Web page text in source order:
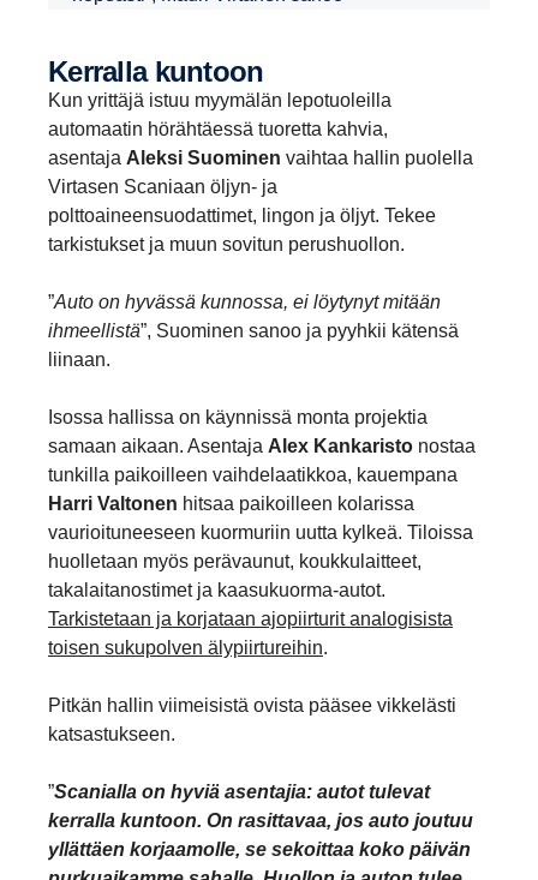
Kerralla kuntoon
Kun yrittäjä istuu myymälän lepotuoleilla
automaatin hörähtäessä tuoretta kahvia,
asentaja Aleksi Suominen vaihtaa hallin puolella
Virtasen Scaniaan öljyn- ja
polttoaineensuodattimet, lingon ja öljyt. Tekee
tarkistukset ja muun sovitun perushuollon.
”Auto on hyvässä kunnossa, ei löytynyt mitään
ihmeellistä”, Suominen sanoo ja pyyhkii kätensä
liinaan.
Isossa hallissa on käynnissä monta projektia
samaan aikaan. Asentaja Alex Kankaristo nostaa
tunkilla paikoilleen vaihdelaatikkoa, kauempana
Harri Valtonen hitsaa paikoilleen kolarissa
vaurioituneeseen kuormuriin uutta kylkeä. Tiloissa
huolletaan myös perävaunut, koukkulaitteet,
takalaitanostimet ja kaasukuorma-autot.
Tarkistetaan ja korjataan ajopiirturit analogisista
toisen sukupolven älypiirtureihin.
Pitkän hallin viimeisistä ovista pääsee vikkelästi
katsastukseen.
”Scanialla on hyviä asentajia: autot tulevat
kerralla kuntoon. On rasittavaa, jos auto joutuu
yllättäen korjaamolle, se sekoittaa koko päivän